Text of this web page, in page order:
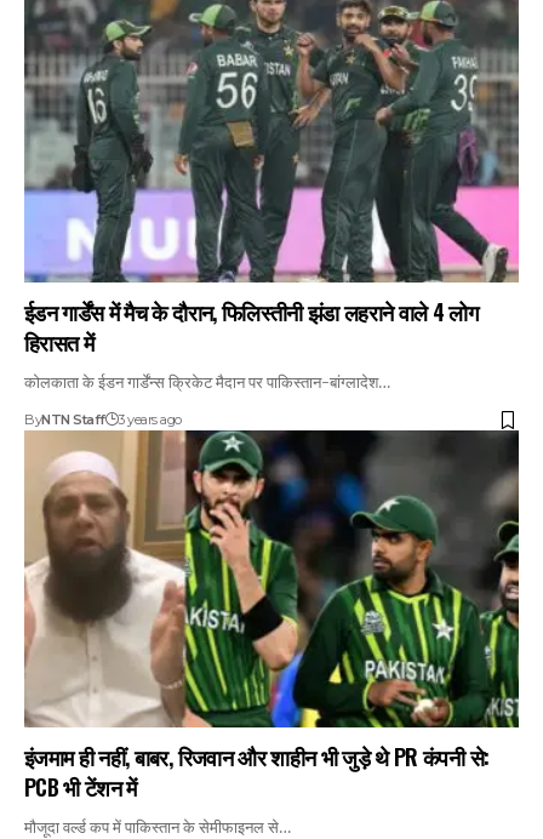
ईडन गार्डेंस में मैच के दौरान, फिलिस्तीनी झंडा लहराने वाले 4 लोग
हिरासत में
कोलकाता के ईडन गार्डेंन्स क्रिकेट मैदान पर पाकिस्तान-बांग्लादेश…
ByNTN Staff 3 years ago
इंजमाम ही नहीं, बाबर, रिजवान और शाहीन भी जुड़े थे PR कंपनी से:
PCB भी टेंशन में
मौजूदा वर्ल्ड कप में पाकिस्तान के सेमीफाइनल से…